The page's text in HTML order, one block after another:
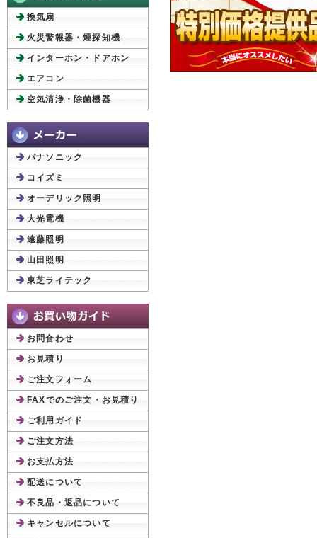
換気扇
火災警報器・煙探知機
インターホン・ドアホン
エアコン
空気清浄・除菌機器
パナソニック
コイズミ
オーデリック照明
大光電機
遠藤照明
山田照明
東芝ライテック
お問合わせ
お見積り
ご注文フォーム
FAXでのご注文・お見積り
ご利用ガイド
ご注文方法
お支払方法
配送について
不良品・返品について
キャンセルについて